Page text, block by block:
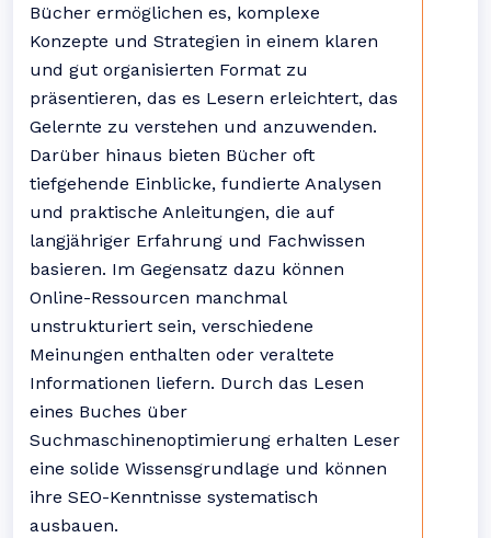
Bücher ermöglichen es, komplexe
Konzepte und Strategien in einem klaren
und gut organisierten Format zu
präsentieren, das es Lesern erleichtert, das
Gelernte zu verstehen und anzuwenden.
Darüber hinaus bieten Bücher oft
tiefgehende Einblicke, fundierte Analysen
und praktische Anleitungen, die auf
langjähriger Erfahrung und Fachwissen
basieren. Im Gegensatz dazu können
Online-Ressourcen manchmal
unstrukturiert sein, verschiedene
Meinungen enthalten oder veraltete
Informationen liefern. Durch das Lesen
eines Buches über
Suchmaschinenoptimierung erhalten Leser
eine solide Wissensgrundlage und können
ihre SEO-Kenntnisse systematisch
ausbauen.